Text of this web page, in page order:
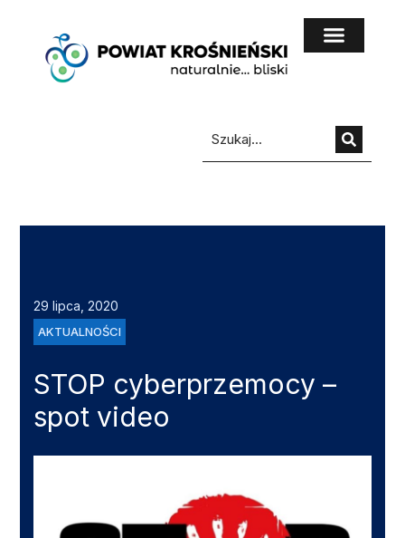
29 lipca, 2020
AKTUALNOŚCI
STOP cyberprzemocy –
spot video